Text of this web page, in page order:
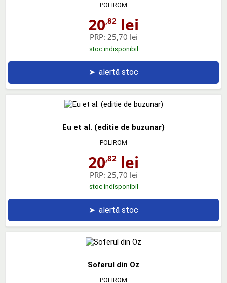
POLIROM
20,82 lei
PRP: 25,70 lei
stoc indisponibil
➤ alertă stoc
Eu et al. (editie de buzunar)
POLIROM
20,82 lei
PRP: 25,70 lei
stoc indisponibil
➤ alertă stoc
Soferul din Oz
POLIROM